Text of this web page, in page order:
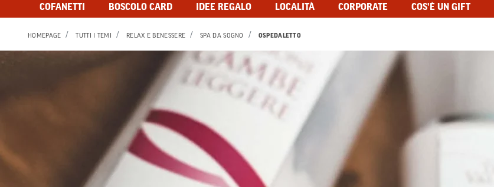
COFANETTI BOSCOLO CARD IDEE REGALO LOCALITÀ CORPORATE COS'È UN GIFT
HOMEPAGE TUTTI I TEMI RELAX E BENESSERE SPA DA SOGNO OSPEDALETTO